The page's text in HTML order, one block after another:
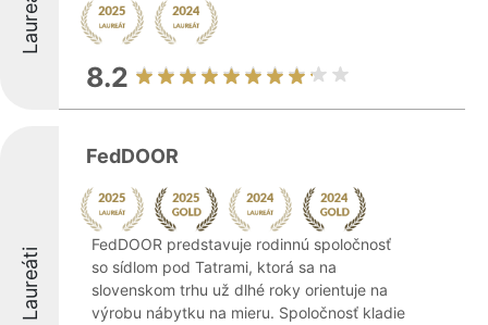
Laureáti
8.2
Laureáti
FedDOOR
FedDOOR predstavuje rodinnú spoločnosť
so sídlom pod Tatrami, ktorá sa na
slovenskom trhu už dlhé roky orientuje na
výrobu nábytku na mieru. Spoločnosť kladie